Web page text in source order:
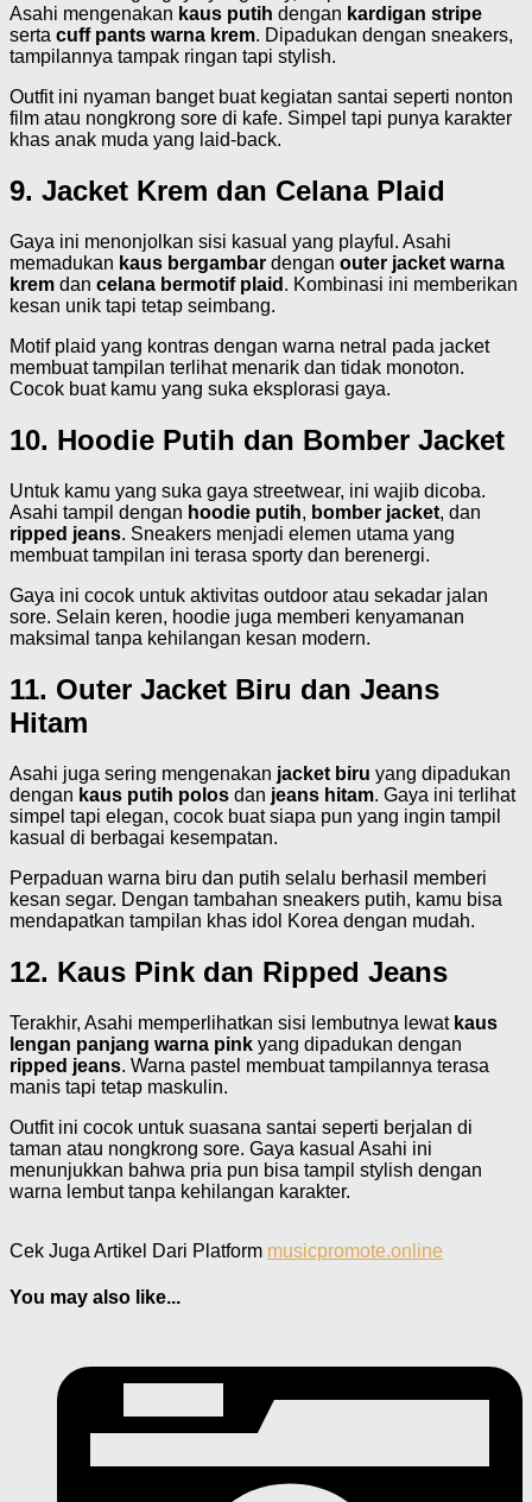
Asahi mengenakan kaus putih dengan kardigan stripe
serta cuff pants warna krem. Dipadukan dengan sneakers,
tampilannya tampak ringan tapi stylish.
Outfit ini nyaman banget buat kegiatan santai seperti nonton
film atau nongkrong sore di kafe. Simpel tapi punya karakter
khas anak muda yang laid-back.
9. Jacket Krem dan Celana Plaid
Gaya ini menonjolkan sisi kasual yang playful. Asahi
memadukan kaus bergambar dengan outer jacket warna
krem dan celana bermotif plaid . Kombinasi ini memberikan
kesan unik tapi tetap seimbang.
Motif plaid yang kontras dengan warna netral pada jacket
membuat tampilan terlihat menarik dan tidak monoton.
Cocok buat kamu yang suka eksplorasi gaya.
10. Hoodie Putih dan Bomber Jacket
Untuk kamu yang suka gaya streetwear, ini wajib dicoba.
Asahi tampil dengan hoodie putih, bomber jacket, dan
ripped jeans. Sneakers menjadi elemen utama yang
membuat tampilan ini terasa sporty dan berenergi.
Gaya ini cocok untuk aktivitas outdoor atau sekadar jalan
sore. Selain keren, hoodie juga memberi kenyamanan
maksimal tanpa kehilangan kesan modern.
11. Outer Jacket Biru dan Jeans
Hitam
Asahi juga sering mengenakan jacket biru yang dipadukan
dengan kaus putih polos dan jeans hitam. Gaya ini terlihat
simpel tapi elegan, cocok buat siapa pun yang ingin tampil
kasual di berbagai kesempatan.
Perpaduan warna biru dan putih selalu berhasil memberi
kesan segar. Dengan tambahan sneakers putih, kamu bisa
mendapatkan tampilan khas idol Korea dengan mudah.
12. Kaus Pink dan Ripped Jeans
Terakhir, Asahi memperlihatkan sisi lembutnya lewat kaus
lengan panjang warna pink yang dipadukan dengan
ripped jeans. Warna pastel membuat tampilannya terasa
manis tapi tetap maskulin.
Outfit ini cocok untuk suasana santai seperti berjalan di
taman atau nongkrong sore. Gaya kasual Asahi ini
menunjukkan bahwa pria pun bisa tampil stylish dengan
warna lembut tanpa kehilangan karakter.
Cek Juga Artikel Dari Platform musicpromote.online
You may also like...